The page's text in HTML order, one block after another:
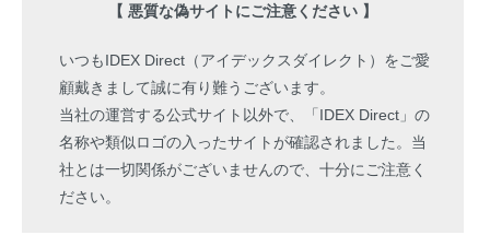
【 悪質な偽サイトにご注意ください 】
いつもIDEX Direct（アイデックスダイレクト）をご愛
顧戴きまして誠に有り難うございます。
当社の運営する公式サイト以外で、「IDEX Direct」の
名称や類似ロゴの入ったサイトが確認されました。当
社とは一切関係がございませんので、十分にご注意く
ださい。